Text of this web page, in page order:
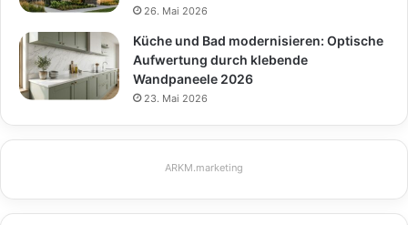
26. Mai 2026
Küche und Bad modernisieren: Optische
Aufwertung durch klebende
Wandpaneele 2026
23. Mai 2026
ARKM.marketing